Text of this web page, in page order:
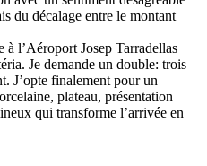
du décalage entre le montant
à l’Aéroport Josep Tarradellas
Je demande un double: trois
J’opte finalement pour un
plateau, présentation
qui transforme l’arrivée en